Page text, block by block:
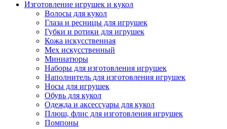
Изготовление игрушек и кукол
Волосы для кукол
Глаза и ресницы для игрушек
Губки и ротики для игрушек
Кожа искусственная
Мех искусственный
Миниатюры
Наборы для изготовления игрушек
Наполнитель для изготовления игрушек
Носы для игрушек
Обувь для кукол
Одежда и аксессуары для кукол
Плюш, флис для изготовления игрушек
Помпоны